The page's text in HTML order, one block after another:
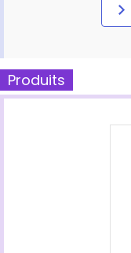
Produits